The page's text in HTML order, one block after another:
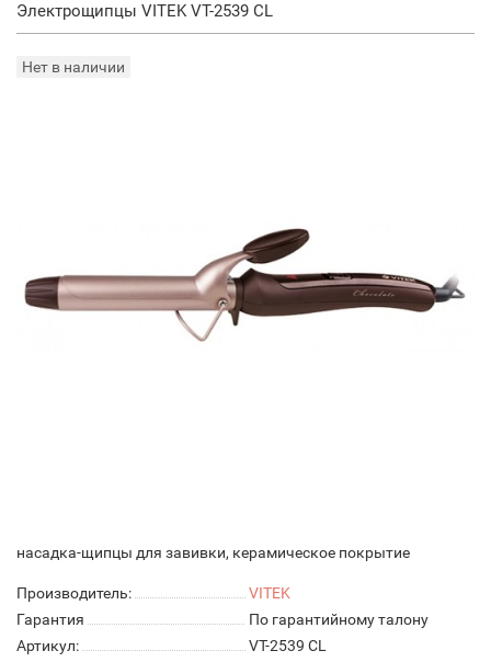
Электрощипцы VITEK VT-2539 CL
Нет в наличии
насадка-щипцы для завивки, керамическое покрытие
Производитель:
VITEK
Гарантия
По гарантийному талону
Артикул:
VT-2539 CL